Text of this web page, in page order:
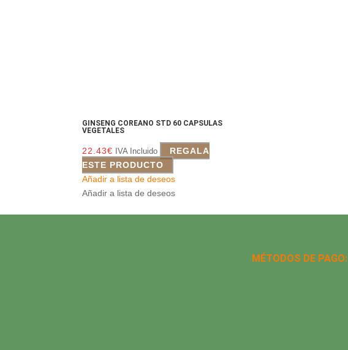
GINSENG COREANO STD 60 CAPSULAS
VEGETALES
22.43€ IVA Incluido
REGALA
ESTE PRODUCTO
Añadir a lista de deseos
Añadir a lista de deseos
MÉTODOS DE PAGO: